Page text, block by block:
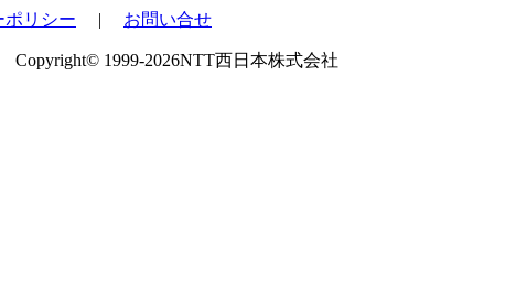
ポリシー | お問い合せ
1999-2026NTT西日本株式会社